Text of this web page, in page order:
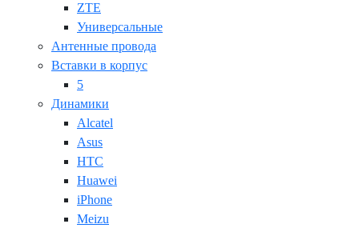
ZTE
Универсальные
Антенные провода
Вставки в корпус
5
Динамики
Alcatel
Asus
HTC
Huawei
iPhone
Meizu